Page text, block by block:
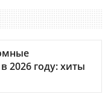
2026 году: хиты